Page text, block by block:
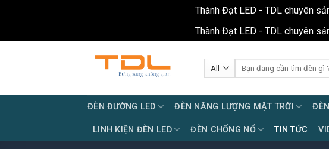
Thành Đạt LED - TDL chuyên
Thành Đạt LED - TDL chuyên
kiếm:
ĐÈN ĐƯỜNG LED ĐÈN NĂNG LƯỢNG MẶT TRỜI
LINH KIỆN ĐÈN LED ĐÈN CHỐNG NỔ TIN TỨC